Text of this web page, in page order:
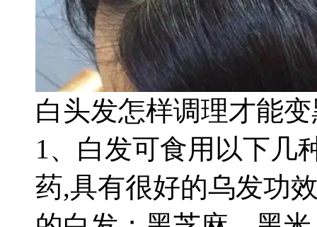
白头发怎样调理才能
1、白发可食用以下几
药,具有很好的乌发功